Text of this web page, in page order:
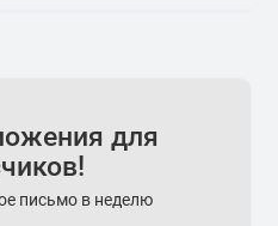
для
письмо в неделю